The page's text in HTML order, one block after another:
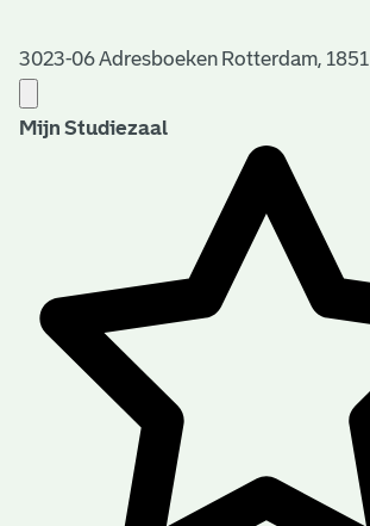
3023-06 Adresboeken Rotterdam, 1851
Mijn Studiezaal